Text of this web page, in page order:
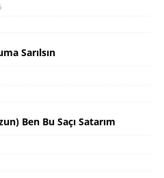
Sarılsın
Ben Bu Saçı Satarım